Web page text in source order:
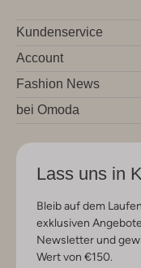
Kundenservice
Account
Fashion News
bei Omoda
Lass uns in
Bleib auf dem
exklusiven
Newsletter und
Wert von €150.